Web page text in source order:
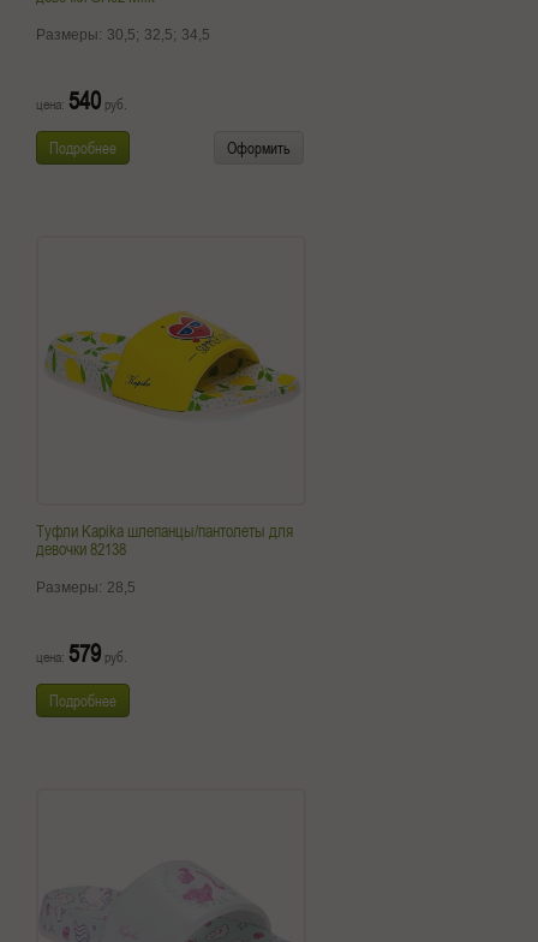
Размеры: 30,5; 32,5; 34,5
цена: 540 руб.
Подробнее Оформить
Туфли Kapika шлепанцы/пантолеты для
девочки 82138
Размеры: 28,5
цена: 579 руб.
Подробнее